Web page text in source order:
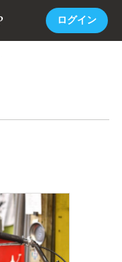
ログイン